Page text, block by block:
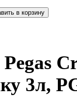
Pegas
3л,